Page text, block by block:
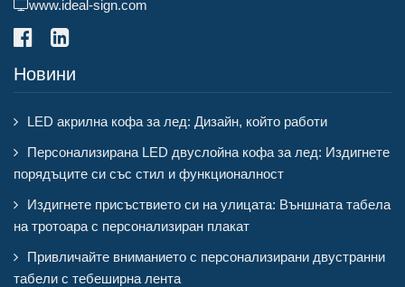
www.ideal-sign.com
Новини
LED акрилна кофа за лед: Дизайн, който работи
Персонализирана LED двуслойна кофа за лед: Издигнете
порядъците си със стил и функционалност
Издигнете присъствието си на улицата: Външната табела
на тротоара с персонализиран плакат
Привличайте вниманието с персонализирани двустранни
табели с тебеширна лента